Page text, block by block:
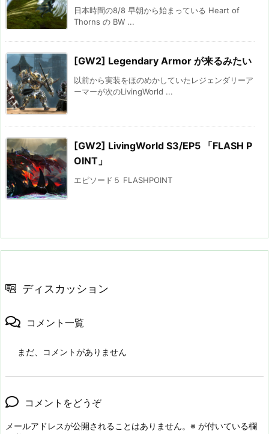
日本時間の8/8 早朝から始まっている Heart of
Thorns の BW ...
[GW2] Legendary Armor が来るみたい
以前から実装をほのめかしていたレジェンダリーア
ーマーが次のLivingWorld ...
[GW2] LivingWorld S3/EP5 「FLASH P
OINT」
エピソード５ FLASHPOINT
ディスカッション
コメント一覧
まだ、コメントがありません
コメントをどうぞ
メールアドレスが公開されることはありません。 ※ が付いている欄